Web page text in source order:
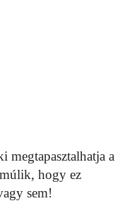
megtapasztalhatja a
hogy ez
sem!